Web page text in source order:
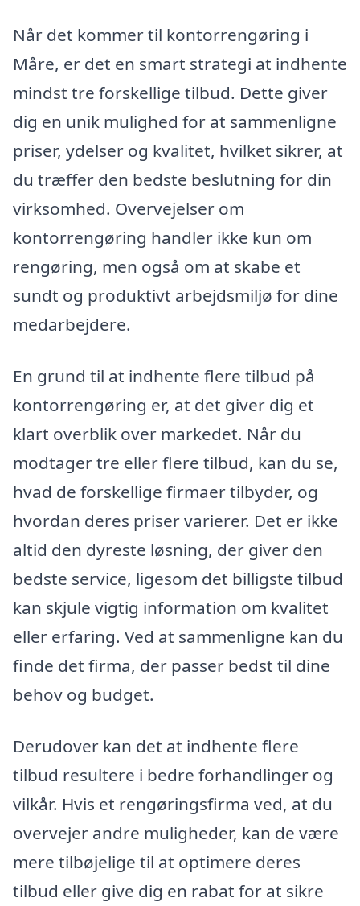
Når det kommer til kontorrengøring i
Måre, er det en smart strategi at indhente
mindst tre forskellige tilbud. Dette giver
dig en unik mulighed for at sammenligne
priser, ydelser og kvalitet, hvilket sikrer, at
du træffer den bedste beslutning for din
virksomhed. Overvejelser om
kontorrengøring handler ikke kun om
rengøring, men også om at skabe et
sundt og produktivt arbejdsmiljø for dine
medarbejdere.
En grund til at indhente flere tilbud på
kontorrengøring er, at det giver dig et
klart overblik over markedet. Når du
modtager tre eller flere tilbud, kan du se,
hvad de forskellige firmaer tilbyder, og
hvordan deres priser varierer. Det er ikke
altid den dyreste løsning, der giver den
bedste service, ligesom det billigste tilbud
kan skjule vigtig information om kvalitet
eller erfaring. Ved at sammenligne kan du
finde det firma, der passer bedst til dine
behov og budget.
Derudover kan det at indhente flere
tilbud resultere i bedre forhandlinger og
vilkår. Hvis et rengøringsfirma ved, at du
overvejer andre muligheder, kan de være
mere tilbøjelige til at optimere deres
tilbud eller give dig en rabat for at sikre